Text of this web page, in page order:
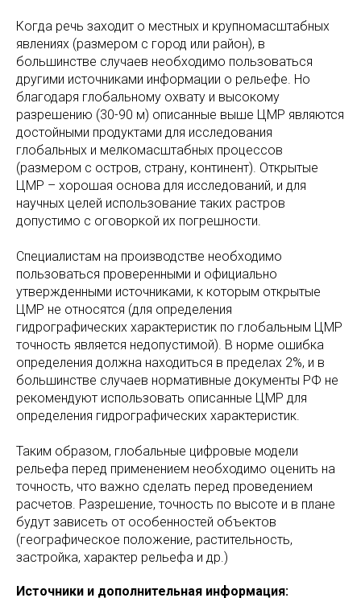
Когда речь заходит о местных и крупномасштабных
явлениях (размером с город или район), в
большинстве случаев необходимо пользоваться
другими источниками информации о рельефе. Но
благодаря глобальному охвату и высокому
разрешению (30-90 м) описанные выше ЦМР являются
достойными продуктами для исследования
глобальных и мелкомасштабных процессов
(размером с остров, страну, континент). Открытые
ЦМР – хорошая основа для исследований, и для
научных целей использование таких растров
допустимо с оговоркой их погрешности.
Специалистам на производстве необходимо
пользоваться проверенными и официально
утвержденными источниками, к которым открытые
ЦМР не относятся (для определения
гидрографических характеристик по глобальным ЦМР
точность является недопустимой). В норме ошибка
определения должна находиться в пределах 2%, и в
большинстве случаев нормативные документы РФ не
рекомендуют использовать описанные ЦМР для
определения гидрографических характеристик.
Таким образом, глобальные цифровые модели
рельефа перед применением необходимо оценить на
точность, что важно сделать перед проведением
расчетов. Разрешение, точность по высоте и в плане
будут зависеть от особенностей объектов
(географическое положение, растительность,
застройка, характер рельефа и др.)
Источники и дополнительная информация: